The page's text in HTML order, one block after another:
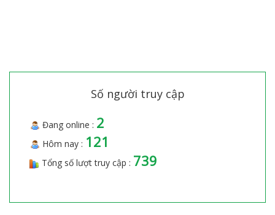
Số người truy cập
Đang online : 2
Hôm nay : 121
Tổng số lượt truy cập : 739